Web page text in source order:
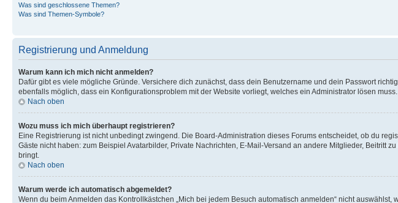
Was sind geschlossene Themen?
Was sind Themen-Symbole?
Registrierung und Anmeldung
Warum kann ich mich nicht anmelden?
Dafür gibt es viele mögliche Gründe. Versichere dich zunächst, dass dein Benutzername und dein Passwort
ebenfalls möglich, dass ein Konfigurationsproblem mit der Website vorliegt, welches ein Administrator lösen muss.
Nach oben
Wozu muss ich mich überhaupt registrieren?
Eine Registrierung ist nicht unbedingt zwingend. Die Board-Administration dieses Forums entscheidet, ob du
Gäste nicht haben: zum Beispiel Avatarbilder, Private Nachrichten, E-Mail-Versand an andere Mitglieder, Beitritt
bringt.
Nach oben
Warum werde ich automatisch abgemeldet?
Wenn du beim Anmelden das Kontrollkästchen „Mich bei jedem Besuch automatisch anmelden“ nicht